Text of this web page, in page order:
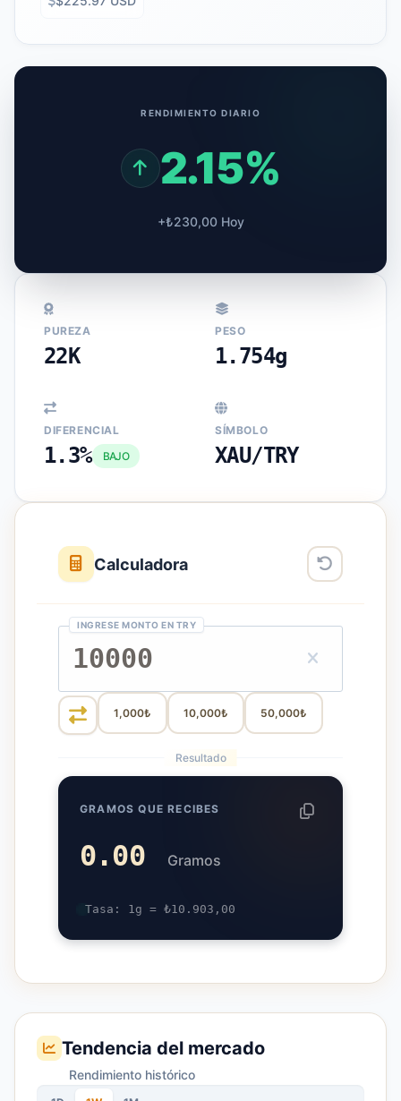
RENDIMIENTO DIARIO
2.15%
+₺230,00 Hoy
PUREZA
22K
PESO
1.754g
DIFERENCIAL
1.3% BAJO
SÍMBOLO
XAU/TRY
Calculadora
INGRESE MONTO EN TRY
1,000₺ 10,000₺ 50,000₺
Resultado
GRAMOS QUE RECIBES
0.00 Gramos
Tasa: 1g = ₺10.903,00
Tendencia del mercado
Rendimiento histórico